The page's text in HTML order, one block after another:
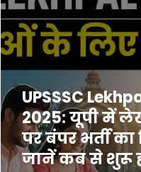
UPSSSC
2025: यूपी में
पर बंपर भर्ती का
जानें कब से शुरू